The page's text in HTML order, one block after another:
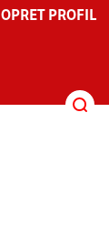
OPRET PROFIL